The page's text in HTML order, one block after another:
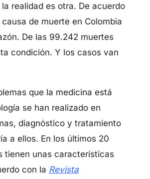
realidad es otra. De acuerdo
de muerte en Colombia
De las 99.242 muertes
condición. Y los casos van
que la medicina está
se han realizado en
diagnóstico y tratamiento
a ellos. En los últimos 20
tienen unas características
con la Revista